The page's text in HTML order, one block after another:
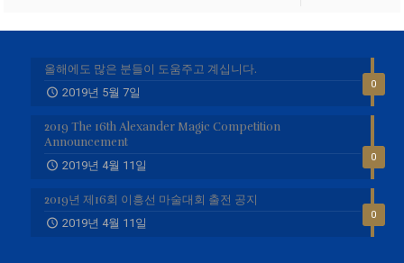
0
올해에도 많은 분들이 도움주고 계십니다.
2019년 5월 7일
0
2019 The 16th Alexander Magic Competition
Announcement
2019년 4월 11일
0
2019년 제16회 이흥선 마술대회 출전 공지
2019년 4월 11일